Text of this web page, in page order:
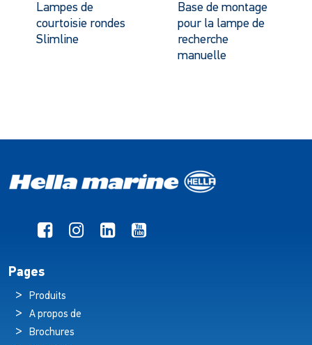
Lampes de
courtoisie rondes
Slimline
Base de montage
pour la lampe de
recherche
manuelle
Pages
Produits
A propos de
Brochures